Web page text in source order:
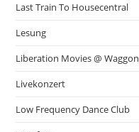
Last Train To Housecentral
Lesung
Liberation Movies @ Waggon
Livekonzert
Low Frequency Dance Club